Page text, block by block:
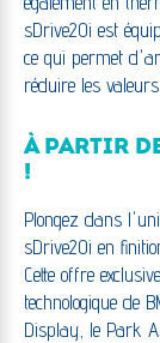
sDrive20i est
ce qui permet
réduire les
À PARTIR
!
Plongez dans
sDrive20i en
Cette offre
technologique de
Display, le Park